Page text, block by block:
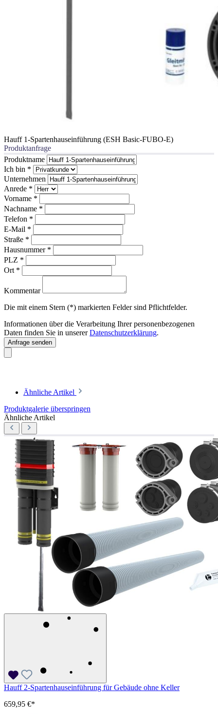
Hauff 1-Spartenhauseinführung (ESH Basic-FUBO-E)
Produktanfrage
Produktname
Ich bin *
Unternehmen
Anrede *
Vorname *
Nachname *
Telefon *
E-Mail *
Straße *
Hausnummer *
PLZ *
Ort *
Kommentar
Die mit einem Stern (*) markierten Felder sind Pflichtfelder.
Informationen über die Verarbeitung Ihrer personenbezogenen
Daten finden Sie in unsererDatenschutzerklärung.
Anfrage senden
Ähnliche Artikel
Produktgalerie überspringen
Ähnliche Artikel
Hauff 2-Spartenhauseinführung für Gebäude ohne Keller
659,95 €*